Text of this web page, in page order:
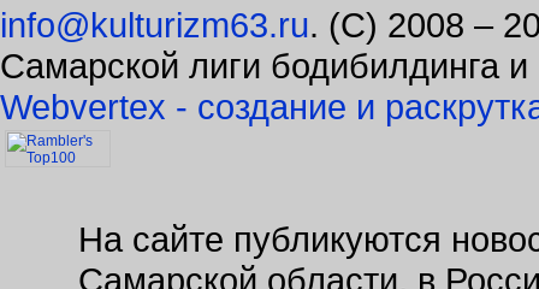
Спонсоры галереи
Самарской лиги бодибилдинга
Webvertex - создание и